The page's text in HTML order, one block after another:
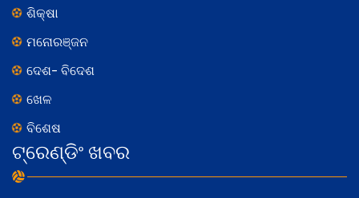
ଶିକ୍ଷା
ମନୋରଞ୍ଜନ
ଦେଶ- ବିଦେଶ
ଖେଳ
ବିଶେଷ
ଟ୍ରେଣ୍ଡିଂ ଖବର